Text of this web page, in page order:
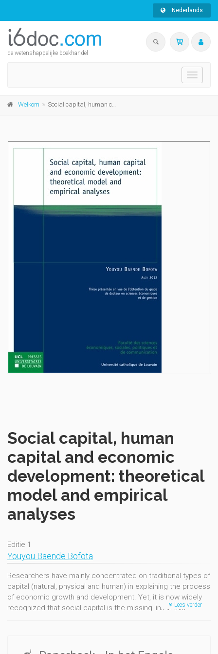
Nederlands
de wetenshappelijke boekhandel
Toggle
Welkom Social capital, human capital and economic development: theoretical model and empirical analyses
Social capital, human
capital and economic
development: theoretical
model and empirical
analyses
Editie 1
Youyou Baende Bofota
Researchers have mainly concentrated on traditional types of
capital (natural, physical and human) in explaining the process
of economic growth and development. Yet, it is now widely
recognized that social capital is the missing link in this
relational and can only exist within a pattern of relationships.
Lees verder